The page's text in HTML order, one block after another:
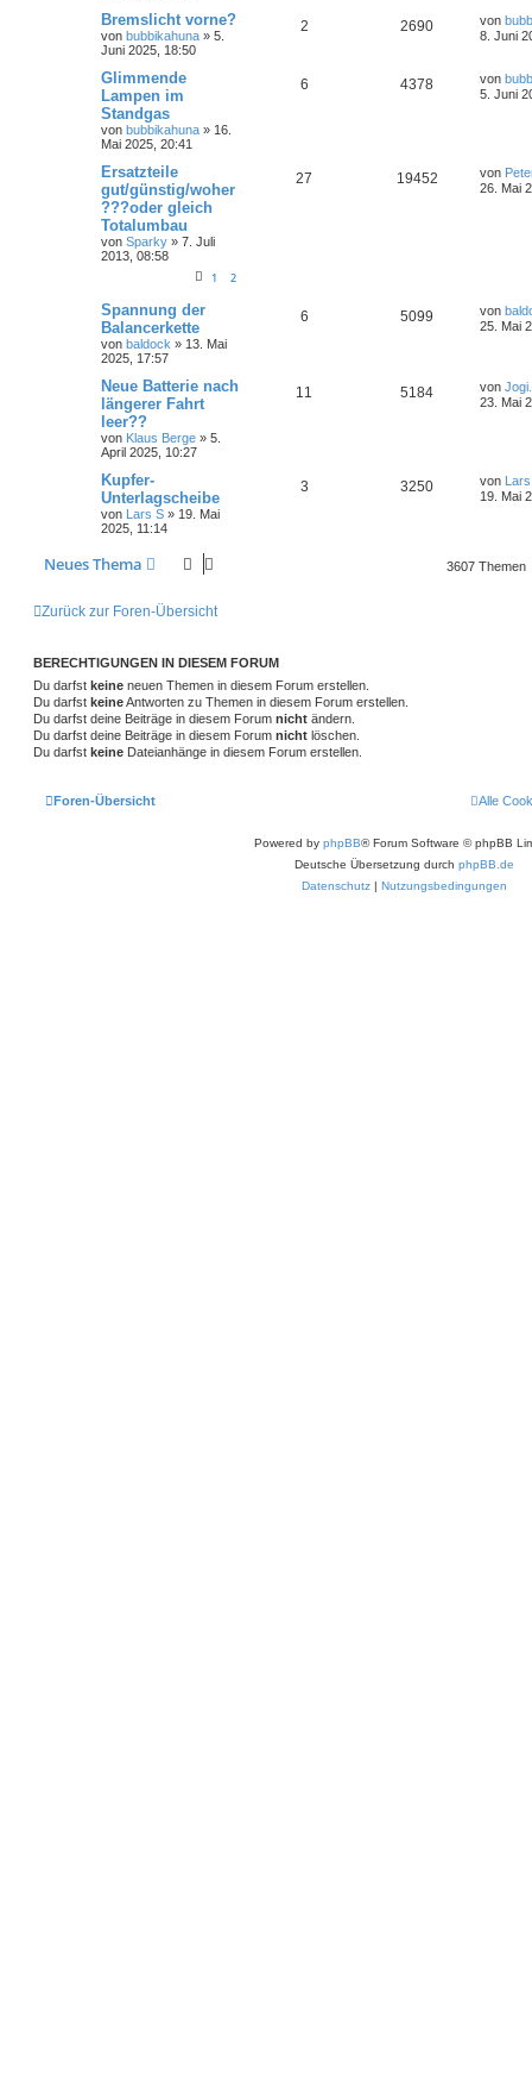
Bremslicht vorne?
von bubbikahuna » 5.
Juni 2025, 18:50
2 2690 von
8. Juni
Glimmende
Lampen im
Standgas
von bubbikahuna » 16.
Mai 2025, 20:41
6 4378 von
5. Juni
Ersatzteile
gut/günstig/woher
???oder gleich
Totalumbau
von Sparky » 7. Juli
2013, 08:58
1 2
27 19452 von
26. Mai
Spannung der
Balancerkette
von baldock » 13. Mai
2025, 17:57
6 5099 von
25. Mai
Neue Batterie nach
längerer Fahrt
leer??
von Klaus Berge » 5.
April 2025, 10:27
11 5184 von
23. Mai
Kupfer-
Unterlagscheibe
von Lars S » 19. Mai
2025, 11:14
3 3250 von
19. Mai
Neues Thema 3607 Themen
Zurück zur Foren-Übersicht
BERECHTIGUNGEN IN DIESEM FORUM
Du darfst keine neuen Themen in diesem Forum erstellen.
Du darfst keineAntworten zu Themen in diesem Forum erstellen.
Du darfst deine Beiträge in diesem Forum nicht ändern.
Du darfst deine Beiträge in diesem Forum nicht löschen.
Du darfst keine Dateianhänge in diesem Forum erstellen.
Foren-Übersicht Alle
Powered by phpBB® Forum Software © phpBB
Deutsche Übersetzung durch phpBB.de
Datenschutz | Nutzungsbedingungen